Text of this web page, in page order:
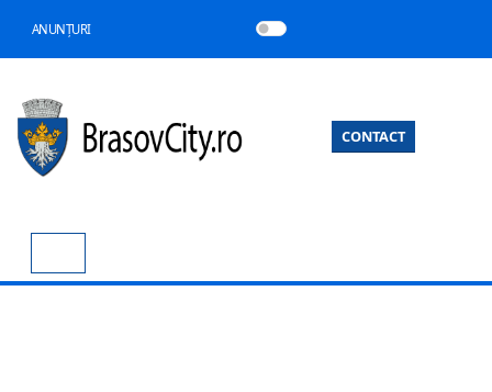
ANUNȚURI
CONTACT